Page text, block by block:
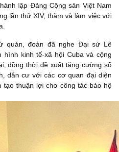
lập Đảng Cộng sản Việt Nam
lần thứ XIV; thăm và làm việc với
quán, đoàn đã nghe Đại sứ Lê
hình kinh tế-xã hội Cuba và cộng
đồng thời đề xuất tăng cường số
dân cư với các cơ quan đại diện
tạo thuận lợi cho công tác bảo hộ